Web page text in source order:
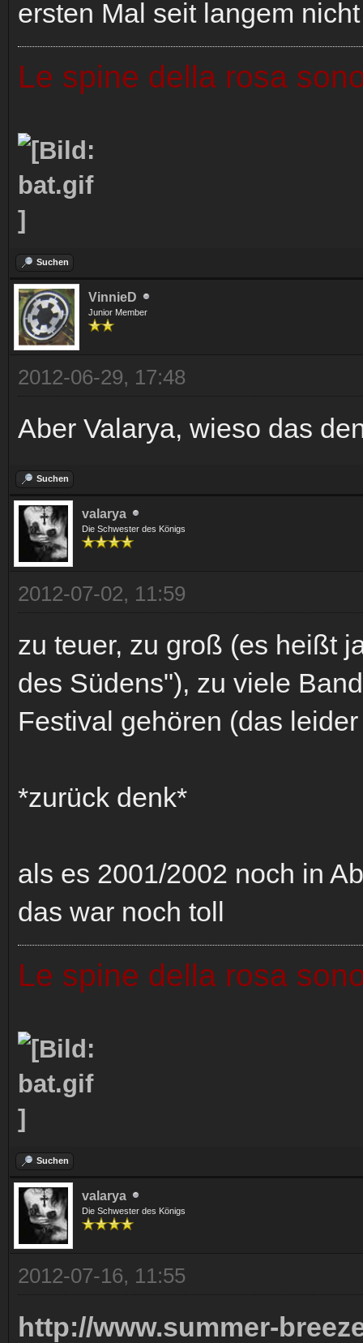
ersten Mal seit langem
Le spine della rosa
Suchen
VinnieD
Junior Member
2012-06-29, 17:48
Aber Valarya, wieso das
Suchen
valarya
Die Schwester des Königs
2012-07-02, 11:59
zu teuer, zu groß (es heißt
des Südens"), zu viele
Festival gehören (das
*zurück denk*
als es 2001/2002 noch in
das war noch toll
Le spine della rosa
Suchen
valarya
Die Schwester des Königs
2012-07-16, 11:55
http://www.summer-